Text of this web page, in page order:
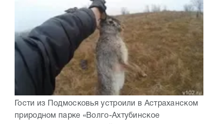
Гости из Подмосковья устроили в Астраханском
природном парке «Волго-Ахтубинское